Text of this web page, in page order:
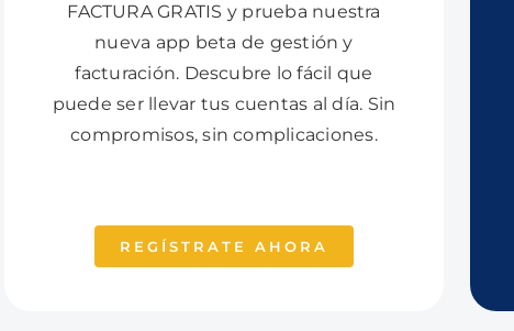
FACTURA GRATIS y prueba nuestra
nueva app beta de gestión y
facturación. Descubre lo fácil que
puede ser llevar tus cuentas al día. Sin
compromisos, sin complicaciones.
REGÍSTRATE AHORA